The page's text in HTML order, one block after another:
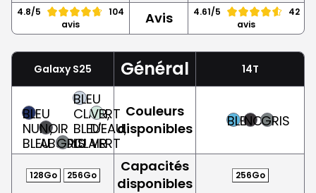
4.8/5
104
avis
Avis 4.61/5
42
avis
Galaxy S25 Général 14T
BLEU
NUIT,
BLEU
NOIR
ABSOLU
GRIS
BLEU
CLAIR,
BLEU-
CLAIR
VERT
D'EAU,
VERT
Couleurs
disponibles
BLEUNOIRGRIS
128Go 256Go
Capacités
disponibles
256Go